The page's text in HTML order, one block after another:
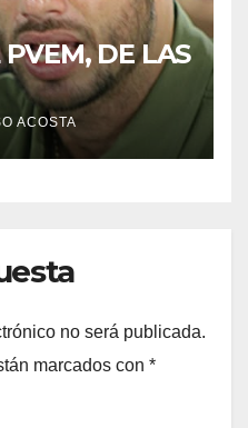
DE LAS
ACOSTA
no será publicada.
marcados con *